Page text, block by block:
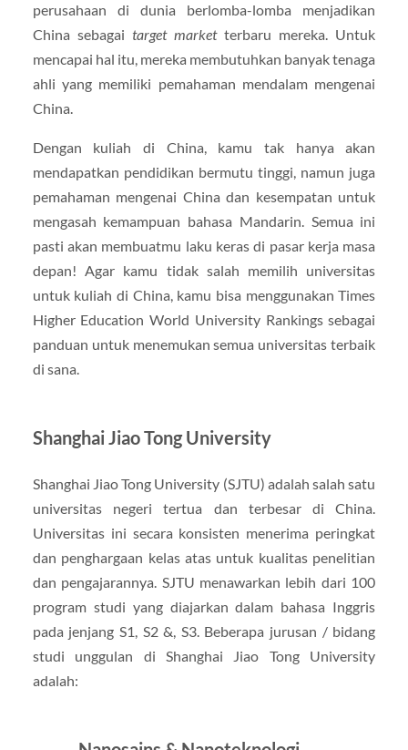
perusahaan di dunia berlomba-lomba menjadikan
China sebagai target marketterbaru mereka. Untuk
mencapai hal itu, mereka membutuhkan banyak tenaga
ahli yang memiliki pemahaman mendalam mengenai
China.
Dengan kuliah di China, kamu tak hanya akan
mendapatkan pendidikan bermutu tinggi, namun juga
pemahaman mengenai China dan kesempatan untuk
mengasah kemampuan bahasa Mandarin. Semua ini
pasti akan membuatmu laku keras di pasar kerja masa
depan! Agar kamu tidak salah memilih universitas
untuk kuliah di China, kamu bisa menggunakan Times
Higher Education World University Rankings sebagai
panduan untuk menemukan semua universitas terbaik
di sana.
Shanghai Jiao Tong University
Shanghai Jiao Tong University (SJTU) adalah salah satu
universitas negeri tertua dan terbesar di China.
Universitas ini secara konsisten menerima peringkat
dan penghargaan kelas atas untuk kualitas penelitian
dan pengajarannya. SJTU menawarkan lebih dari 100
program studi yang diajarkan dalam bahasa Inggris
pada jenjang S1, S2 &, S3. Beberapa jurusan / bidang
studi unggulan di Shanghai Jiao Tong University
adalah: